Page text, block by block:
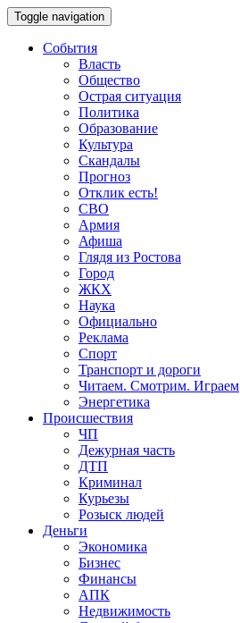
Toggle navigation
События
Власть
Общество
Острая ситуация
Политика
Образование
Культура
Скандалы
Прогноз
Отклик есть!
СВО
Армия
Афиша
Глядя из Ростова
Город
ЖКХ
Наука
Официально
Реклама
Спорт
Транспорт и дороги
Читаем. Смотрим. Играем
Энергетика
Происшествия
ЧП
Дежурная часть
ДТП
Криминал
Курьезы
Розыск людей
Деньги
Экономика
Бизнес
Финансы
АПК
Недвижимость